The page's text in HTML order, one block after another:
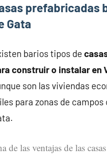
prefabricadas
Gata
barios tipos de
construir o instalar en
son las viviendas
para zonas de
de las ventajas de las